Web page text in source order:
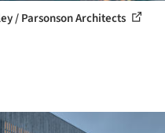
/ Parsonson Architects